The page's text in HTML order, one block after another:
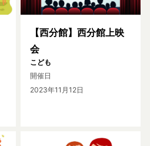
【西分館】西分館上映
会
こども
開催日
2023年11月12日